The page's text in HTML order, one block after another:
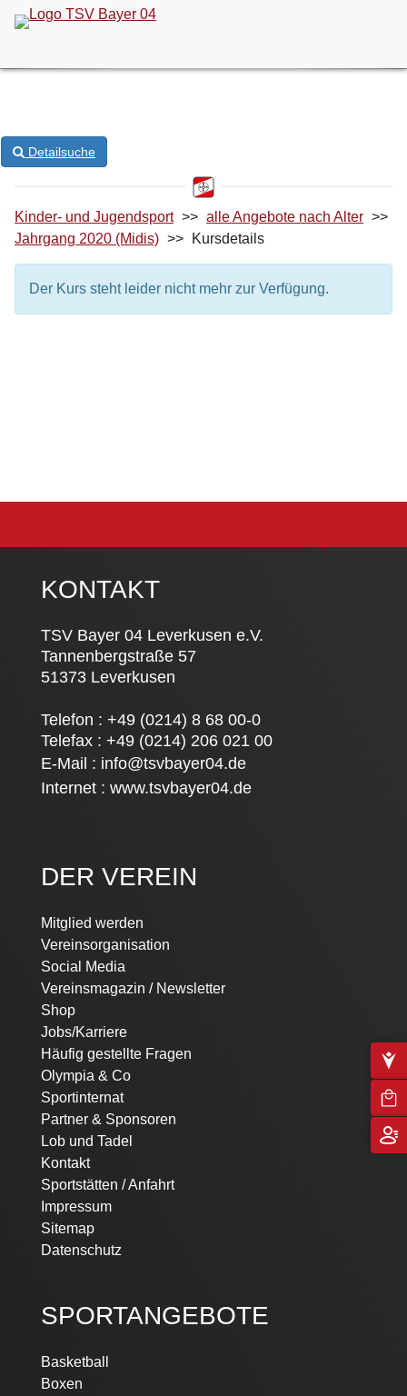
Detailsuche
Kinder- und Jugendsport >> alle Angebote nach Alter >>
Jahrgang 2020 (Midis) >> Kursdetails
Der Kurs steht leider nicht mehr zur Verfügung.
KONTAKT
TSV Bayer 04 Leverkusen e.V.
Tannenbergstraße 57
51373 Leverkusen
Telefon : +49 (0214) 8 68 00-0
Telefax : +49 (0214) 206 021 00
E-Mail : info@tsvbayer04.de
Internet : www.tsvbayer04.de
DER VEREIN
Mitglied werden
Vereinsorganisation
Social Media
Vereinsmagazin / Newsletter
Shop
Jobs/Karriere
Häufig gestellte Fragen
Olympia & Co
Sportinternat
Partner & Sponsoren
Lob und Tadel
Kontakt
Sportstätten / Anfahrt
Impressum
Sitemap
Datenschutz
SPORTANGEBOTE
Basketball
Boxen